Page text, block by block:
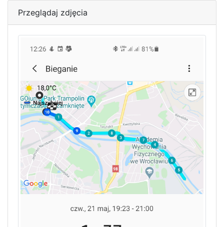
Przeglądaj zdjęcia